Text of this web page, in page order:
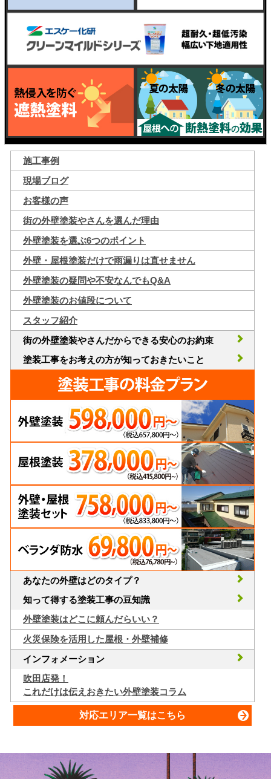
施工事例
現場ブログ
お客様の声
街の外壁塗装やさんを選んだ理由
外壁塗装を選ぶ6つのポイント
外壁・屋根塗装だけで雨漏りは直せません
外壁塗装の疑問や不安なんでもQ&A
外壁塗装のお値段について
スタッフ紹介
街の外壁塗装やさんだからできる安心のお約束
塗装工事をお考えの方が知っておきたいこと
あなたの外壁はどのタイプ？
知って得する塗装工事の豆知識
外壁塗装はどこに頼んだらいい？
火災保険を活用した屋根・外壁補修
インフォメーション
吹田店発！
これだけは伝えおきたい外壁塗装コラム
対応エリア一覧はこちら